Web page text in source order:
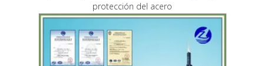
protección del acero